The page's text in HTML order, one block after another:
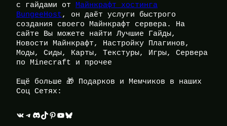
с гайдами от Майнкрафт хостинга
BungeeHost, он даёт услуги быстрого
создания своего Майнкрафт сервера. На
сайте Вы можете найти Лучшие Гайды,
Новости Майнкрафт, Настройку Плагинов,
Моды, Сиды, Карты, Текстуры, Игры, Сервера
по Minecraft и прочее
Ещё больше 🎁 Подарков и Мемчиков в наших
Соц Сетях:
ВКонтакте Telegram Discord TikTok Pinterest YouTube Bluesky